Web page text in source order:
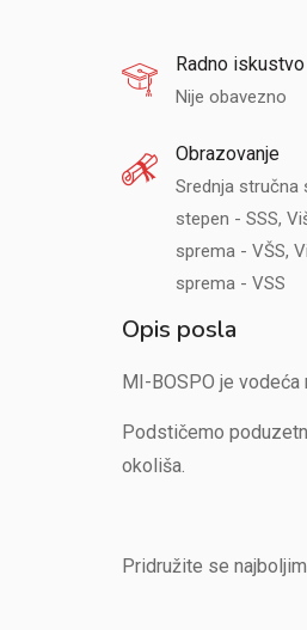
Radno iskustvo
Nije obavezno
Obrazovanje
Srednja stručna
stepen - SSS,
sprema - VŠS,
sprema - VSS
Opis posla
MI-BOSPO je
Podstičemo
okoliša.
Pridružite se